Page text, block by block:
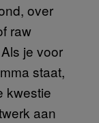
over
raw
je voor
staat,
kwestie
aan